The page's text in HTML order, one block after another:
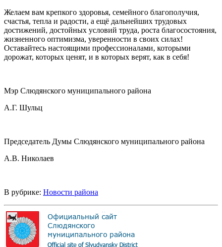
Желаем вам крепкого здоровья, семейного благополучия,
счастья, тепла и радости, а ещё дальнейших трудовых
достижений, достойных условий труда, роста благосостояния,
жизненного оптимизма, уверенности в своих силах!
Оставайтесь настоящими профессионалами, которыми
дорожат, которых ценят, и в которых верят, как в себя!
Мэр Слюдянского муниципального района
А.Г. Шульц
Председатель Думы Слюдянского муниципального района
А.В. Николаев
В рубрике: Новости района